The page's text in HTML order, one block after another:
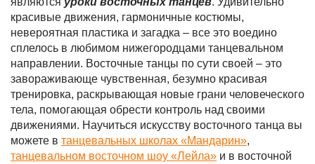
красивые движения, гармоничные костюмы,
невероятная пластика и загадка – все это воедино
сплелось в любимом нижегородцами танцевальном
направлении. Восточные танцы по сути своей – это
завораживающе чувственная, безумно красивая
тренировка, раскрывающая новые грани человеческого
тела, помогающая обрести контроль над своими
движениями. Научиться искусству восточного танца вы
можете в танцевальных школах «Мандарин»,
танцевальном восточном шоу «Лейла» и в восточной